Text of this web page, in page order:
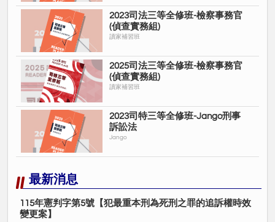
2023司法三等全修班-檢察事務官
(偵查實務組)
讀家補習班
2025司法三等全修班-檢察事務官
(偵查實務組)
讀家補習班
2023司特三等全修班-Jango刑事
訴訟法
Jango
最新消息
115年憲判字第5號【犯最重本刑為死刑之罪的追訴權時效
變更案】